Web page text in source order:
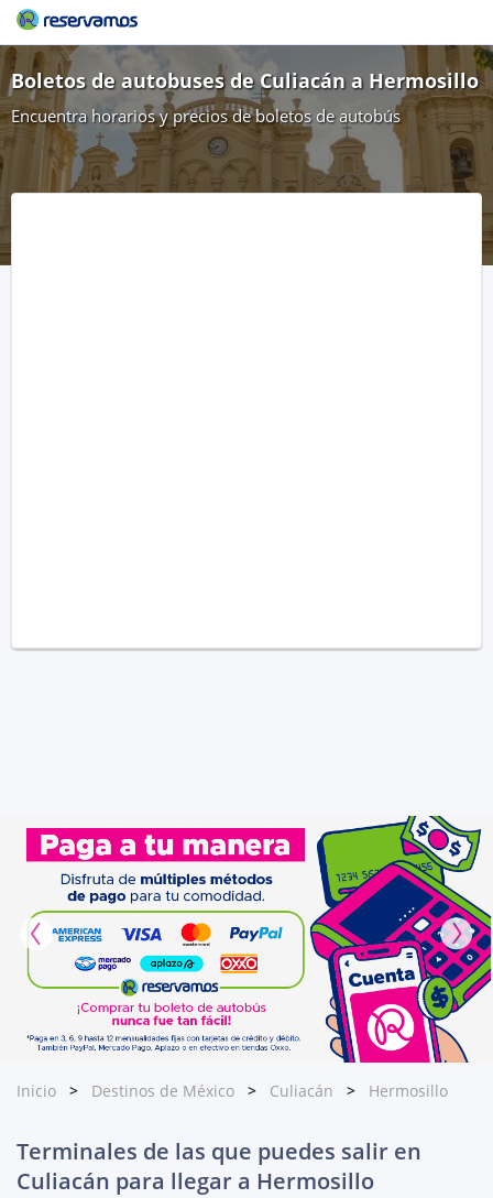
Boletos de autobuses de Culiacán a Hermosillo
Encuentra horarios y precios de boletos de autobús
Inicio Destinos de México Culiacán Hermosillo
Terminales de las que puedes salir en
Culiacán para llegar a Hermosillo